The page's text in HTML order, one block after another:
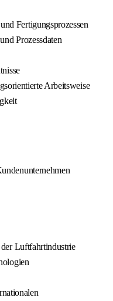
Fertigungsprozessen
Prozessdaten
Arbeitsweise
Luftfahrtindustrie